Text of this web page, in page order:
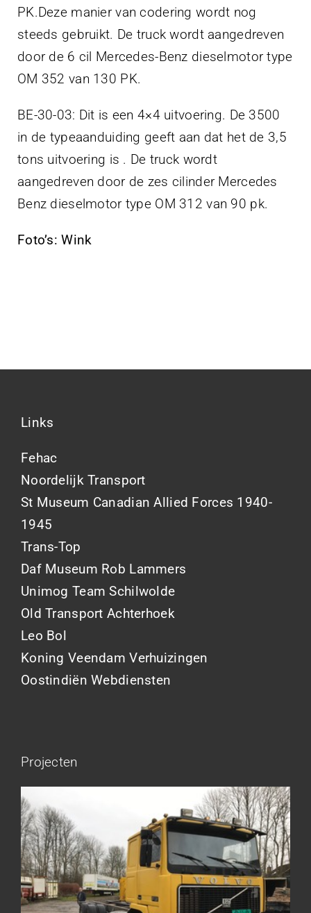
PK.Deze manier van codering wordt nog
steeds gebruikt. De truck wordt aangedreven
door de 6 cil Mercedes-Benz dieselmotor type
OM 352 van 130 PK.
BE-30-03: Dit is een 4×4 uitvoering. De 3500
in de typeaanduiding geeft aan dat het de 3,5
tons uitvoering is . De truck wordt
aangedreven door de zes cilinder Mercedes
Benz dieselmotor type OM 312 van 90 pk.
Foto’s: Wink
Links
Fehac
Noordelijk Transport
St Museum Canadian Allied Forces 1940-
1945
Trans-Top
Daf Museum Rob Lammers
Unimog Team Schilwolde
Old Transport Achterhoek
Leo Bol
Koning Veendam Verhuizingen
Oostindiën Webdiensten
Projecten
Flikkema – Spijk
Brant Visser – Project Volvo F88
Auke van der Kooi – Projekt Scania